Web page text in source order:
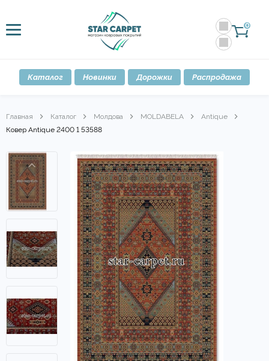
0
Каталог Новинки Дорожки Распродажа
Главная Каталог Молдова MOLDABELA
Antique
Ковер Antique 2400 1 53588